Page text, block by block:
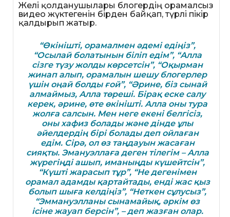
Желі қолданушылары блогердің орамалсыз
видео жүктегенін бірден байқап, түрлі пікір
қалдырып жатыр.
“Өкінішті, орамалмен әдемі едіңіз”,
“Осылай болатынын біліп едім”, “Алла
сізге түзу жолды көрсетсін”, “Оқырман
жинап алып, орамалын шешу блогерлер
үшін оңай болды ғой”, “Әрине, біз сынай
алмаймыз, Алла төреші. Бірақ еске салу
керек, әрине, өте өкінішті. Алла оны тура
жолға салсын. Мен неге екені белгісіз,
оны хафиз болады және дінде ұлы
әйелдердің бірі болады деп ойлаған
едім. Сірә, ол өз таңдауын жасаған
сияқты. Эмануэллаға деген тілегім – Алла
жүрегіңді ашып, иманыңды күшейтсін”,
“Күшті жарасып тұр”, “Не дегенімен
орамал адамды қартайтады, енді жас қыз
болып шыға келдіңіз”, “Неткен сұлусыз”,
“Эммануэлланы сынамайық, әркім өз
ісіне жауап берсін”, – деп жазған олар.